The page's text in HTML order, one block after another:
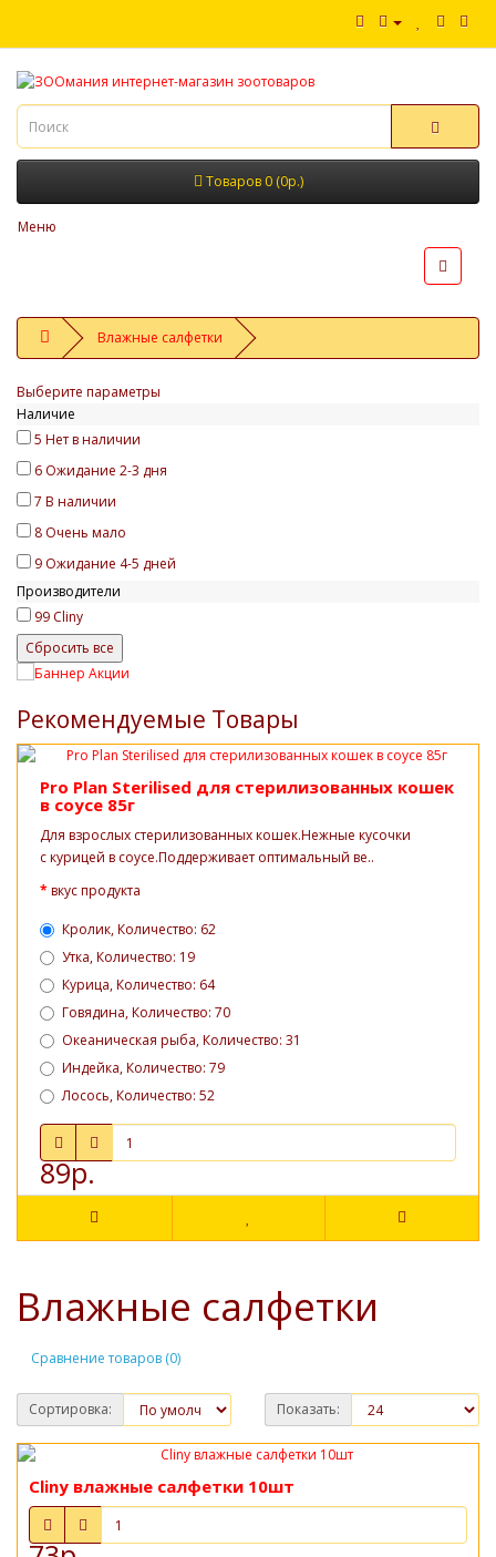
Товаров 0 (0р.)
Меню
Влажные салфетки
Выберите параметры
Наличие
5 Нет в наличии
6 Ожидание 2-3 дня
7 В наличии
8 Очень мало
9 Ожидание 4-5 дней
Производители
99 Cliny
Рекомендуемые Товары
Pro Plan Sterilised для стерилизованных кошек
в соусе 85г
Для взрослых стерилизованных кошек.Нежные кусочки
с курицей в соусе.Поддерживает оптимальный ве..
вкус продукта
Кролик, Количество: 62
Утка, Количество: 19
Курица, Количество: 64
Говядина, Количество: 70
Океаническая рыба, Количество: 31
Индейка, Количество: 79
Лосось, Количество: 52
89р.
Влажные салфетки
Сравнение товаров (0)
Сортировка: Показать:
Cliny влажные салфетки 10шт